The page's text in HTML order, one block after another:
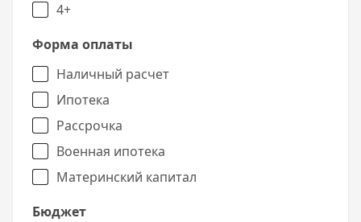
4+
Форма оплаты
Наличный расчет
Ипотека
Рассрочка
Военная ипотека
Материнский капитал
Бюджет